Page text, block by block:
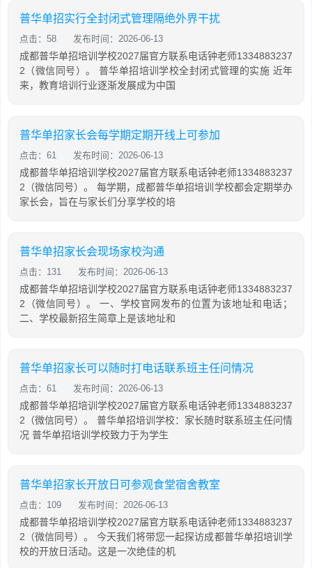
普华单招实行全封闭式管理隔绝外界干扰
点击：58 发布时间：2026-06-13
成都普华单招培训学校2027届官方联系电话钟老师1334883237
2（微信同号）。 普华单招培训学校全封闭式管理的实施 近年
来，教育培训行业逐渐发展成为中国
普华单招家长会每学期定期开线上可参加
点击：61 发布时间：2026-06-13
成都普华单招培训学校2027届官方联系电话钟老师1334883237
2（微信同号）。 每学期，成都普华单招培训学校都会定期举办
家长会，旨在与家长们分享学校的培
普华单招家长会现场家校沟通
点击：131 发布时间：2026-06-13
成都普华单招培训学校2027届官方联系电话钟老师1334883237
2（微信同号）。 一、学校官网发布的位置为该地址和电话；
二、学校最新招生简章上是该地址和
普华单招家长可以随时打电话联系班主任问情况
点击：61 发布时间：2026-06-13
成都普华单招培训学校2027届官方联系电话钟老师1334883237
2（微信同号）。 普华单招培训学校：家长随时联系班主任问情
况 普华单招培训学校致力于为学生
普华单招家长开放日可参观食堂宿舍教室
点击：109 发布时间：2026-06-13
成都普华单招培训学校2027届官方联系电话钟老师1334883237
2（微信同号）。 今天我们将带您一起探访成都普华单招培训学
校的开放日活动。这是一次绝佳的机